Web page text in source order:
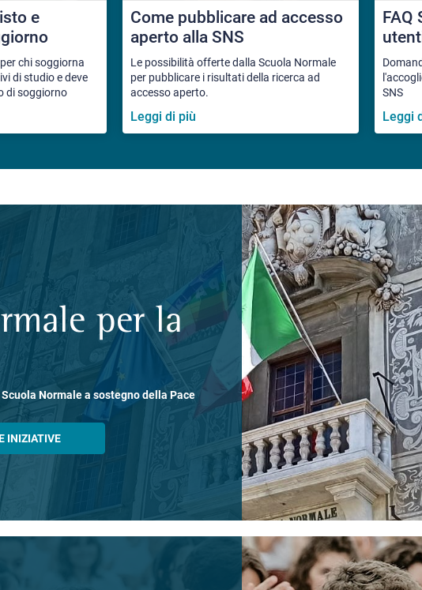
e
chi soggiorna
di studio e deve
di soggiorno
Come pubblicare ad accesso
aperto alla SNS
Le possibilità offerte dalla Scuola Normale
per pubblicare i risultati della ricerca ad
accesso aperto.
Leggi di più
FAQ
SNS
Leggi
per la
Normale a sostegno della Pace
INIZIATIVE